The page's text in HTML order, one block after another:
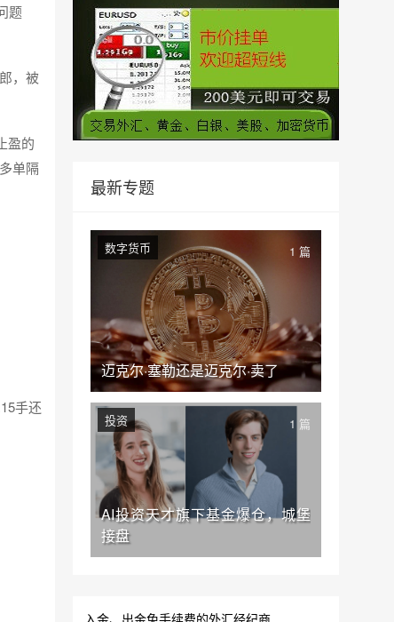
题
，被
盈的
单隔
手还
最新专题
迈克尔·塞勒还是迈克尔·卖了
数字货币 1 篇
AI投资天才旗下基金爆仓，城堡
接盘
投资 1 篇
入金、出金免手续费的外汇经纪商